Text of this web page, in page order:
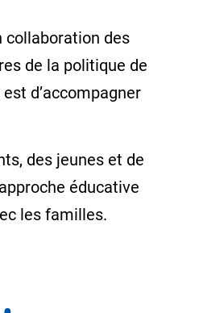
collaboration des
de la politique de
d’accompagner
des jeunes et de
éducative
les familles.